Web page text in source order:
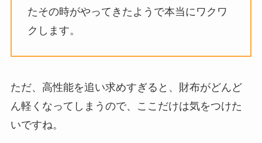
たその時がやってきたようで本当にワクワ
クします。
ただ、高性能を追い求めすぎると、財布がどんど
ん軽くなってしまうので、ここだけは気をつけた
いですね。